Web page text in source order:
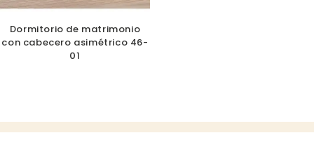
Dormitorio de matrimonio
con cabecero asimétrico 46-
01